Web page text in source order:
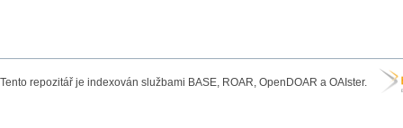
Tento repozitář je indexován službami BASE, ROAR, OpenDOAR a OAIster.